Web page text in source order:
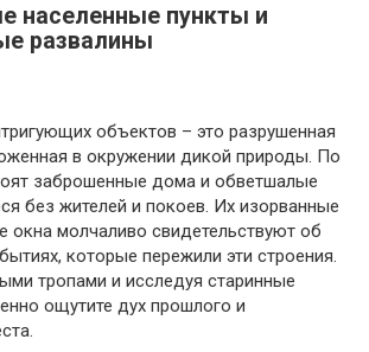
населенные пункты и
развалины
объектов – это разрушенная
в окружении дикой природы. По
заброшенные дома и обветшалые
без жителей и покоев. Их изорванные
окна молчаливо свидетельствуют об
которые пережили эти строения.
тропами и исследуя старинные
ощутите дух прошлого и